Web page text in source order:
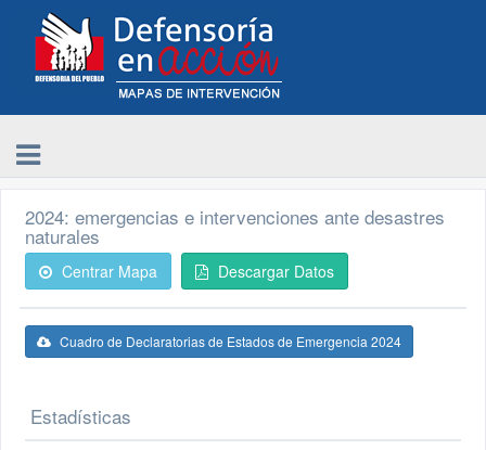
2024: emergencias e intervenciones ante desastres
naturales
Centrar Mapa Descargar Datos
Cuadro de Declaratorias de Estados de Emergencia 2024
Estadísticas